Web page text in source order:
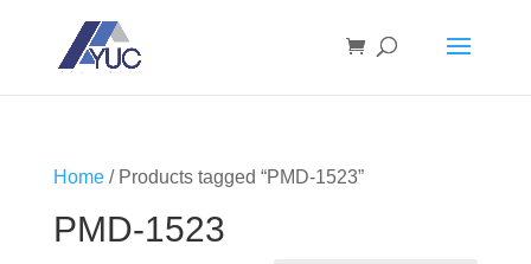
Home/ Products tagged “PMD-1523”
PMD-1523